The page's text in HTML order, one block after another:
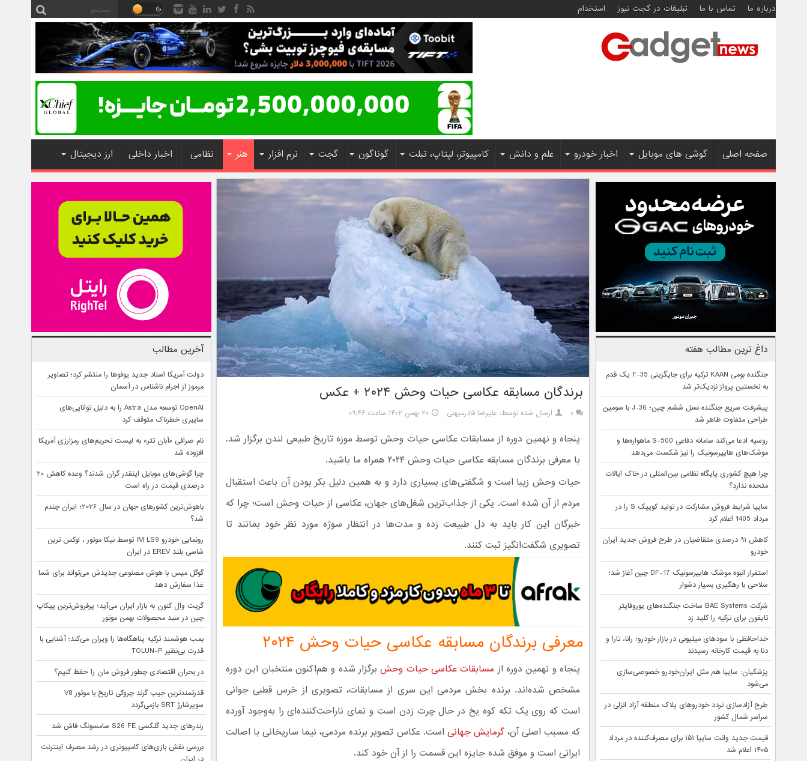
درباره ما تماس با ما تبلیغات در گجت نیوز استخدام
صفحه اصلی گوشی های موبایل اخبار خودرو علم و دانش کامپیوتر، لپتاپ، تبلت گوناگون گجت نرم افزار هنر نظامی اخبار داخلی ارز دیجیتال
برندگان مسابقه عکاسی حیات وحش ۲۰۲۴ + عکس
۰ ارسال شده توسط: علیرضا قادرمیهنی ۲۰ بهمن ۱۴۰۲ ساعت ۰۹:۴۶
پنجاه و نهمین دوره از مسابقات عکاسی حیات وحش توسط موزه تاریخ طبیعی لندن برگزار شد.
با معرفی برندگان مسابقه عکاسی حیات وحش ۲۰۲۴ همراه ما باشید.
حیات وحش زیبا است و شگفتی‌های بسیاری دارد و به همین دلیل بکر بودن آن باعث استقبال
مردم از آن شده است. یکی از جذاب‌ترین شغل‌های جهان، عکاسی از حیات وحش است؛ چرا که
خبرگان این کار باید به دل طبیعت زده و مدت‌ها در انتظار سوژه مورد نظر خود بمانند تا
تصویری شگفت‌انگیز ثبت کنند.
معرفی برندگان مسابقه عکاسی حیات وحش ۲۰۲۴
پنجاه و نهمین دوره از مسابقات عکاسی حیات وحشبرگزار شده و هم‌اکنون منتخبان این دوره
مشخص شده‌اند. برنده بخش مردمی این سری از مسابقات، تصویری از خرس قطبی جوانی
است که روی یک تکه کوه یخ در حال چرت زدن است و نمای ناراحت‌کننده‌ای را به‌وجود آورده
که مسبب اصلی آن،گرمایش جهانی است. عکاس تصویر برنده مردمی، نیما ساریخانی با اصالت
ایرانی است و موفق شده جایزه این قسمت را از آن خود کند.
داغ ترین مطالب هفته
جنگنده بومی KAAN ترکیه برای جایگزینی F-35 یک قدم
به نخستین پرواز نزدیک‌تر شد
پیشرفت سریع جنگنده نسل ششم چین؛ J-36 با سومین
طراحی متفاوت ظاهر شد
روسیه ادعا می‌کند سامانه دفاعی S-500 ماهواره‌ها و
موشک‌های هایپرسونیک را نیز شکست می‌دهد
چرا هیچ کشوری پایگاه نظامی بین‌المللی در خاک ایالات
متحده ندارد؟
سایپا شرایط فروش مشارکت در تولید کوییک S را در
مرداد 1405 اعلام کرد
کاهش ۹۱ درصدی متقاضیان در طرح فروش جدید ایران
خودرو
استقرار انبوه موشک هایپرسونیک DF-17 چین آغاز شد؛
سلاحی با رهگیری بسیار دشوار
شرکت BAE Systems ساخت جنگنده‌های یوروفایتر
تایفون برای ترکیه را کلید زد
خداحافظی با سودهای میلیونی در بازار خودرو؛ رانا، تارا و
دنا به قیمت کارخانه رسیدند
پزشکیان: سایپا هم مثل ایران‌خودرو خصوصی‌سازی
می‌شود
طرح آزادسازی تردد خودروهای پلاک منطقه آزاد انزلی در
سراسر شمال کشور
قیمت جدید وانت سایپا ۱۵۱ برای مصرف‌کننده در مرداد
۱۴۰۵ اعلام شد
آخرین مطالب
دولت آمریکا اسناد جدید یوفوها را منتشر کرد؛ تصاویر
مرموز از اجرام ناشناس در آسمان
OpenAI توسعه مدل Astra را به دلیل توانایی‌های
سایبری خطرناک متوقف کرد
نام صرافی «آبان‌ تتر» به لیست تحریم‌های رمزارزی آمریکا
افزوده شد
چرا گوشی‌های موبایل اینقدر گران شدند؟ وعده کاهش ۲۰
درصدی قیمت در راه است
باهوش‌ترین کشورهای جهان در سال ۲۰۲۶؛ ایران چندم
شد؟
رونمایی خودرو IM LS9 توسط نیکا موتور ، لوکس ترین
شاسی بلند EREV در ایران
گوگل مپس با هوش مصنوعی جدیدش می‌تواند برای شما
غذا سفارش دهد
گریت وال کنون به بازار ایران می‌آید؛ پرفروش‌ترین پیکاپ
چین در سبد محصولات بهمن موتور
بمب هوشمند ترکیه پناهگاه‌ها را ویران می‌کند؛ آشنایی با
قدرت بی‌نظیر TOLUN-P
در بحران اقتصادی چطور فروش مان را حفظ کنیم؟
قدرتمندترین جیپ گرند چروکی تاریخ با موتور V8
سوپرشارژ SRT بازمی‌گردد
رندرهای جدید گلکسی S26 FE سامسونگ فاش شد
بررسی نقش بازی‌های کامپیوتری در رشد مصرف اینترنت